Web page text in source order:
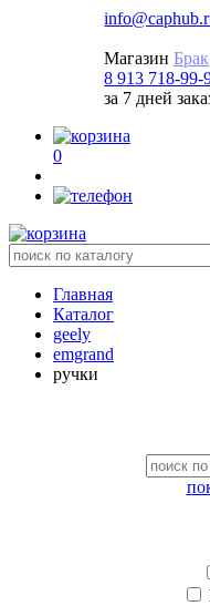
Магазин Брак
8 913 718-99-
за 7 дней
0
Главная
Каталог
geely
emgrand
ручки